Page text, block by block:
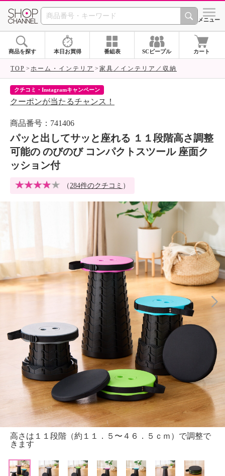
SHOP CHANNEL シメニュー
商品を探す 本日お買得 番組表 SCピープル カート
TOP ホーム・インテリア 家具／インテリア／収納
クチコミ・Instagramキャンペーン
クーポンが当たるチャンス！
商品番号：741406
パッと出してサッと座れる １１段階高さ調整
可能の のびのび コンパクトスツール 座面ク
ッション付
（284件のクチコミ ）
高さは１１段階（約１１．５〜４６．５ｃｍ）で調整で
きます